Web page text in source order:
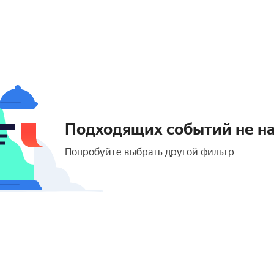
Подходящих событий не
Попробуйте выбрать другой фильтр